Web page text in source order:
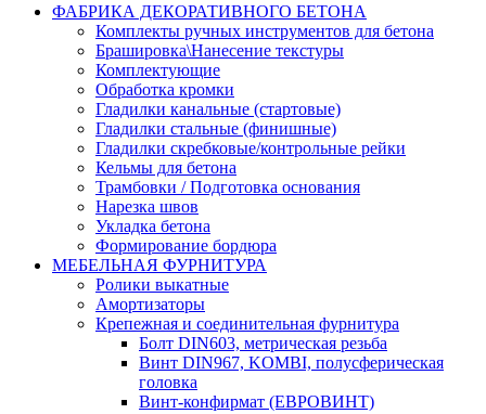
ФАБРИКА ДЕКОРАТИВНОГО БЕТОНА
Комплекты ручных инструментов для бетона
Брашировка\Нанесение текстуры
Комплектующие
Обработка кромки
Гладилки канальные (стартовые)
Гладилки стальные (финишные)
Гладилки скребковые/контрольные рейки
Кельмы для бетона
Трамбовки / Подготовка основания
Нарезка швов
Укладка бетона
Формирование бордюра
МЕБЕЛЬНАЯ ФУРНИТУРА
Ролики выкатные
Амортизаторы
Крепежная и соединительная фурнитура
Болт DIN603, метрическая резьба
Винт DIN967, KOMBI, полусферическая
головка
Винт-конфирмат (ЕВРОВИНТ)